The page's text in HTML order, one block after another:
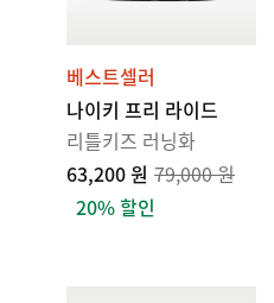
베스트셀러
나이키 프리 라이드
리틀키즈 러닝화
63,200 원 79,000 원
20% 할인